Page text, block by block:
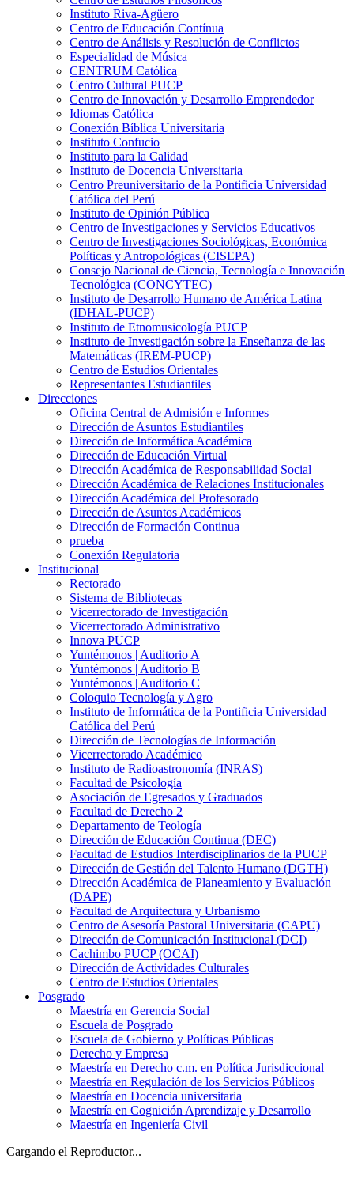
Instituto Riva-Agüero
Centro de Educación Contínua
Centro de Análisis y Resolución de Conflictos
Especialidad de Música
CENTRUM Católica
Centro Cultural PUCP
Centro de Innovación y Desarrollo Emprendedor
Idiomas Católica
Conexión Bíblica Universitaria
Instituto Confucio
Instituto para la Calidad
Instituto de Docencia Universitaria
Centro Preuniversitario de la Pontificia Universidad
Católica del Perú
Instituto de Opinión Pública
Centro de Investigaciones y Servicios Educativos
Centro de Investigaciones Sociológicas, Económica
Políticas y Antropológicas (CISEPA)
Consejo Nacional de Ciencia, Tecnología e Innovación
Tecnológica (CONCYTEC)
Instituto de Desarrollo Humano de América Latina
(IDHAL-PUCP)
Instituto de Etnomusicología PUCP
Instituto de Investigación sobre la Enseñanza de las
Matemáticas (IREM-PUCP)
Centro de Estudios Orientales
Representantes Estudiantiles
Direcciones
Oficina Central de Admisión e Informes
Dirección de Asuntos Estudiantiles
Dirección de Informática Académica
Dirección de Educación Virtual
Dirección Académica de Responsabilidad Social
Dirección Académica de Relaciones Institucionales
Dirección Académica del Profesorado
Dirección de Asuntos Académicos
Dirección de Formación Continua
prueba
Conexión Regulatoria
Institucional
Rectorado
Sistema de Bibliotecas
Vicerrectorado de Investigación
Vicerrectorado Administrativo
Innova PUCP
Yuntémonos | Auditorio A
Yuntémonos | Auditorio B
Yuntémonos | Auditorio C
Coloquio Tecnología y Agro
Instituto de Informática de la Pontificia Universidad
Católica del Perú
Dirección de Tecnologías de Información
Vicerrectorado Académico
Instituto de Radioastronomía (INRAS)
Facultad de Psicología
Asociación de Egresados y Graduados
Facultad de Derecho 2
Departamento de Teología
Dirección de Educación Continua (DEC)
Facultad de Estudios Interdisciplinarios de la PUCP
Dirección de Gestión del Talento Humano (DGTH)
Dirección Académica de Planeamiento y Evaluación
(DAPE)
Facultad de Arquitectura y Urbanismo
Centro de Asesoría Pastoral Universitaria (CAPU)
Dirección de Comunicación Institucional (DCI)
Cachimbo PUCP (OCAI)
Dirección de Actividades Culturales
Centro de Estudios Orientales
Posgrado
Maestría en Gerencia Social
Escuela de Posgrado
Escuela de Gobierno y Políticas Públicas
Derecho y Empresa
Maestría en Derecho c.m. en Política Jurisdiccional
Maestría en Regulación de los Servicios Públicos
Maestría en Docencia universitaria
Maestría en Cognición Aprendizaje y Desarrollo
Maestría en Ingeniería Civil
Cargando el Reproductor...